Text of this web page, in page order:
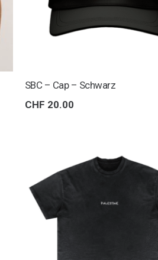
SBC – Cap – Schwarz
CHF 20.00